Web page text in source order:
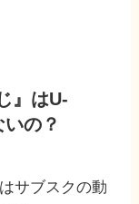
』はU-
の？
サブスクの動